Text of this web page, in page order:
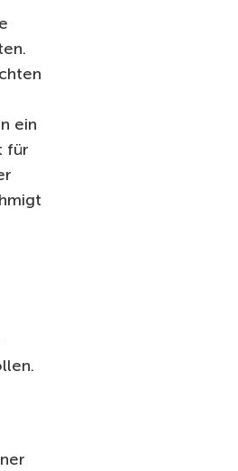
ein
für